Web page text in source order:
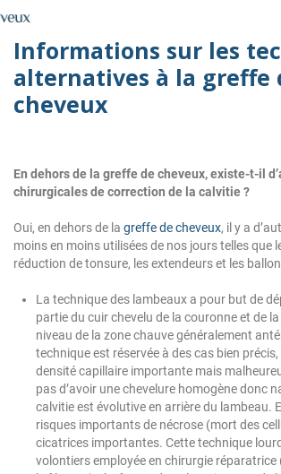
Informations sur les
alternatives à la greffe
cheveux
En dehors de la greffe de cheveux, existe-t-il
chirurgicales de correction de la calvitie ?
Oui, en dehors de la greffe de cheveux, il y a
moins en moins utilisées de nos jours telles que
réduction de tonsure, les extendeurs et les
La technique des lambeaux a pour but de
partie du cuir chevelu de la couronne et de
niveau de la zone chauve généralement
technique est réservée à des cas bien
densité capillaire importante mais
pas d’avoir une chevelure homogène donc
calvitie est évolutive en arrière du lambeau.
risques importants de nécrose (mort des
cicatrices importantes. Cette technique
volontiers employée en chirurgie réparatrice